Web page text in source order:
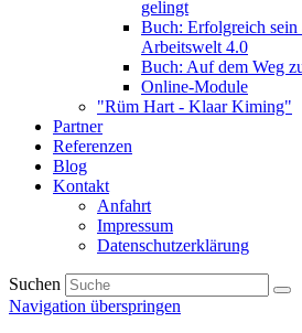
gelingt
Buch: Erfolgreich
Arbeitswelt 4.0
Buch: Auf dem Weg
Online-Module
"Rüm Hart - Klaar Kiming"
Partner
Referenzen
Blog
Kontakt
Anfahrt
Impressum
Datenschutzerklärung
Suchen
Navigation überspringen